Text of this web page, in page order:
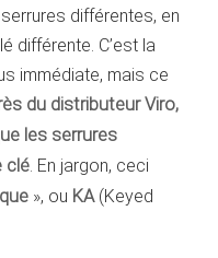
différentes, en
différente. C’est la
immédiate, mais ce
du distributeur Viro,
les serrures
clé. En jargon, ceci
», ou KA(Keyed